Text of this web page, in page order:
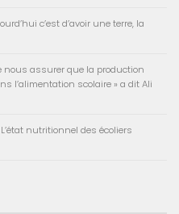
c’est d’avoir une terre, la
nous assurer que la production
l’alimentation scolaire » a dit Ali
nutritionnel des écoliers